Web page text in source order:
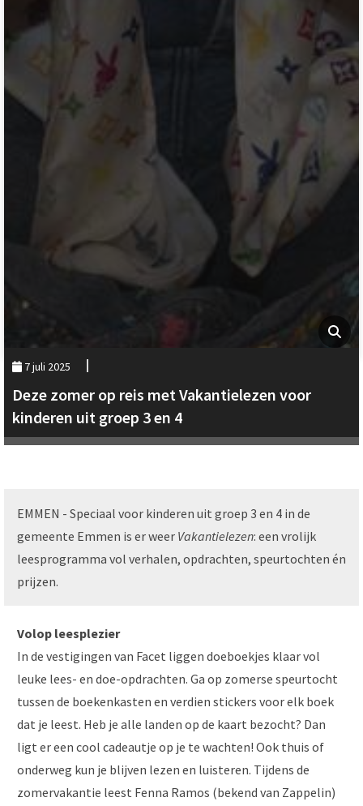
7 juli 2025
Deze zomer op reis met Vakantielezen voor
kinderen uit groep 3 en 4
EMMEN - Speciaal voor kinderen uit groep 3 en 4 in de
gemeente Emmen is er weer Vakantielezen: een vrolijk
leesprogramma vol verhalen, opdrachten, speurtochten én
prijzen.
Volop leesplezier
In de vestigingen van Facet liggen doeboekjes klaar vol
leuke lees- en doe-opdrachten. Ga op zomerse speurtocht
tussen de boekenkasten en verdien stickers voor elk boek
dat je leest. Heb je alle landen op de kaart bezocht? Dan
ligt er een cool cadeautje op je te wachten! Ook thuis of
onderweg kun je blijven lezen en luisteren. Tijdens de
zomervakantie leest Fenna Ramos (bekend van Zappelin)